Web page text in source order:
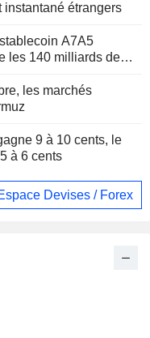
instantané étrangers
A7A5
les 140 milliards de
les marchés
9 à 10 cents, le
à 6 cents
Devises / Forex